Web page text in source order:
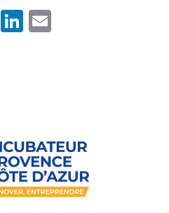
Twitter
LinkedIn